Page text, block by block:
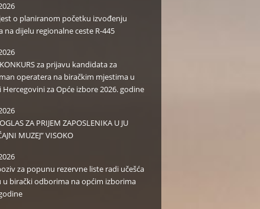
o planiranom početku izvođenju
na dijelu regionalne ceste R-445
za prijavu kandidata za
operatera na biračkim mjestima u
Hercegovini za Opće izbore 2026. godine
ZA PRIJEM ZAPOSLENIKA U JU
MUZEJ” VISOKO
za popunu rezervne liste radi učešća
u birački odborima na općim izborima